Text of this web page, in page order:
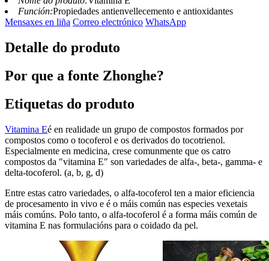
Función:Propiedades antienvellecemento e antioxidantes
Mensaxes en liña Correo electrónico WhatsApp
Detalle do produto
Por que a fonte Zhonghe?
Etiquetas do produto
Vitamina Eé en realidade un grupo de compostos formados por
compostos como o tocoferol e os derivados do tocotrienol.
Especialmente en medicina, crese comunmente que os catro
compostos da "vitamina E" son variedades de alfa-, beta-, gamma- e
delta-tocoferol. (a, b, g, d)
Entre estas catro variedades, o alfa-tocoferol ten a maior eficiencia
de procesamento in vivo e é o máis común nas especies vexetais
máis comúns. Polo tanto, o alfa-tocoferol é a forma máis común de
vitamina E nas formulacións para o coidado da pel.